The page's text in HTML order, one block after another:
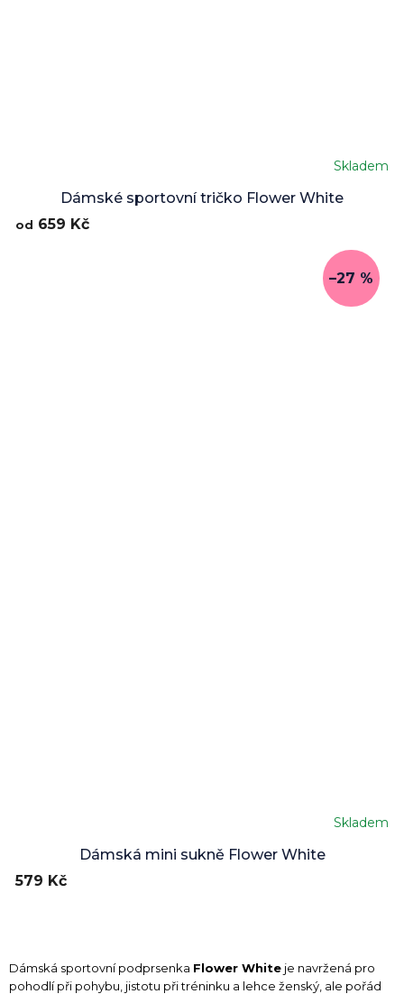
Dámské sportovní tričko Flower White
hodnocení
je
Skladem
od 659 Kč
–27 %
Dámská mini sukně Flower White
je
Skladem
579 Kč
Dámská sportovní podprsenka Flower White je navržená pro
pohodlí při pohybu, jistotu při tréninku a lehce ženský, ale pořád